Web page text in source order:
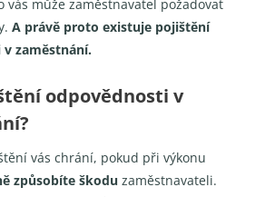
vás může zaměstnavatel požadovat
A právě proto existuje pojištění
zaměstnání.
odpovědnosti v
vás chrání, pokud při výkonu
způsobíte škodu zaměstnavateli.